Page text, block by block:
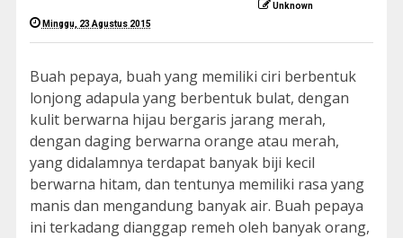
Unknown
Minggu, 23 Agustus 2015
Buah pepaya, buah yang memiliki ciri berbentuk
lonjong adapula yang berbentuk bulat, dengan
kulit berwarna hijau bergaris jarang merah,
dengan daging berwarna orange atau merah,
yang didalamnya terdapat banyak biji kecil
berwarna hitam, dan tentunya memiliki rasa yang
manis dan mengandung banyak air. Buah pepaya
ini terkadang dianggap remeh oleh banyak orang,